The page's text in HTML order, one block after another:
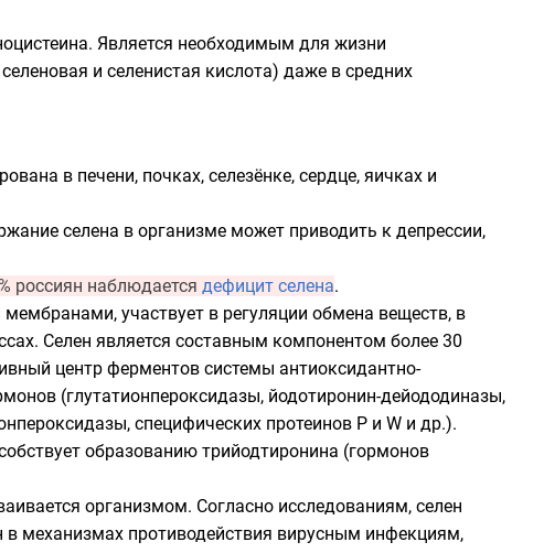
. Является необходимым для жизни
селеновая и селенистая кислота) даже в средних
в печени, почках, селезёнке, сердце, яичках и
селена в организме может приводить к депрессии,
россиян наблюдается дефицит селена.
участвует в регуляции обмена веществ, в
Селен является составным компонентом более 30
центр ферментов системы антиоксидантно-
(глутатионпероксидазы, йодотиронин-дейододиназы,
специфических протеинов Р и W и др.).
образованию трийодтиронина (гормонов
организмом. Согласно исследованиям, селен
механизмах противодействия вирусным инфекциям,